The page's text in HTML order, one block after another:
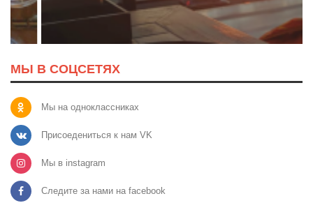
МЫ В СОЦСЕТЯХ
Мы на одноклассниках
Присоедениться к нам VK
Мы в instagram
Следите за нами на facebook